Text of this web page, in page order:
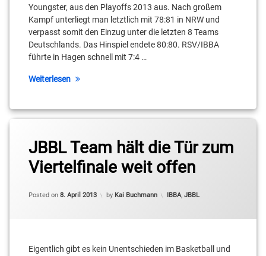
Youngster, aus den Playoffs 2013 aus. Nach großem
Kampf unterliegt man letztlich mit 78:81 in NRW und
verpasst somit den Einzug unter die letzten 8 Teams
Deutschlands. Das Hinspiel endete 80:80. RSV/IBBA
führte in Hagen schnell mit 7:4 …
Weiterlesen
JBBL Team hält die Tür zum
Viertelfinale weit offen
Posted on 8. April 2013 by Kai Buchmann Categories:
IBBA, JBBL
Eigentlich gibt es kein Unentschieden im Basketball und